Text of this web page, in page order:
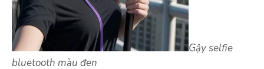
Gậy selfie
bluetooth màu đen